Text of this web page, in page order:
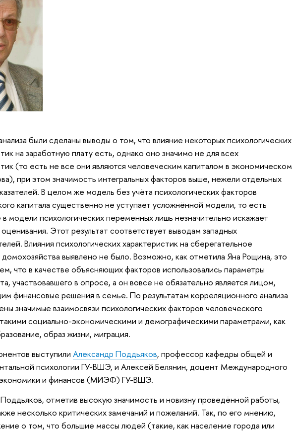
были сделаны выводы о том, что влияние некоторых психологических
на заработную плату есть, однако оно значимо не для всех
(то есть не все они являются человеческим капиталом в экономическом
при этом значимость интегральных факторов выше, нежели отдельных
В целом же модель без учёта психологических факторов
капитала существенно не уступает усложнённой модели, то есть
в модели психологических переменных лишь незначительно искажает
оценивания. Этот результат соответствует выводам западных
Влияния психологических характеристик на сберегательное
выявлено не было. Возможно, как отметила Яна Рощина, это
что в качестве объясняющих факторов использовались параметры
участвовавшего в опросе, а он вовсе не обязательно является лицом,
финансовые решения в семье. По результатам корреляционного анализа
значимые взаимосвязи психологических факторов человеческого
социально-экономическими и демографическими параметрами, как
образ жизни, миграция.
выступили Александр Поддьяков, профессор кафедры общей и
психологии ГУ-ВШЭ, и Алексей Белянин, доцент Международного
экономики и финансов (МИЭФ) ГУ-ВШЭ.
отметив высокую значимость и новизну проведённой работы,
несколько критических замечаний и пожеланий. Так, по его мнению,
о том, что большие массы людей (такие, как население города или